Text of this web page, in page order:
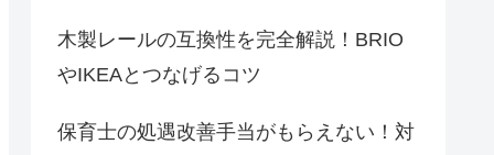
木製レールの互換性を完全解説！BRIO
やIKEAとつなげるコツ
保育士の処遇改善手当がもらえない！対